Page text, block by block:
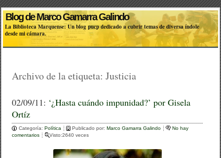
Blog de Marco Gamarra Galindo
La Biblioteca Marquense: Un blog pucp dedicado a cubrir temas de diversa índole
desde mi cámara.
Archivo de la etiqueta:Justicia
02/09/11: ‘¿Hasta cuándo impunidad?’ por Gisela
Ortíz
Categoría:Política Publicado por:Marco Gamarra Galindo
No hay
comentarios
Visto:2640 veces